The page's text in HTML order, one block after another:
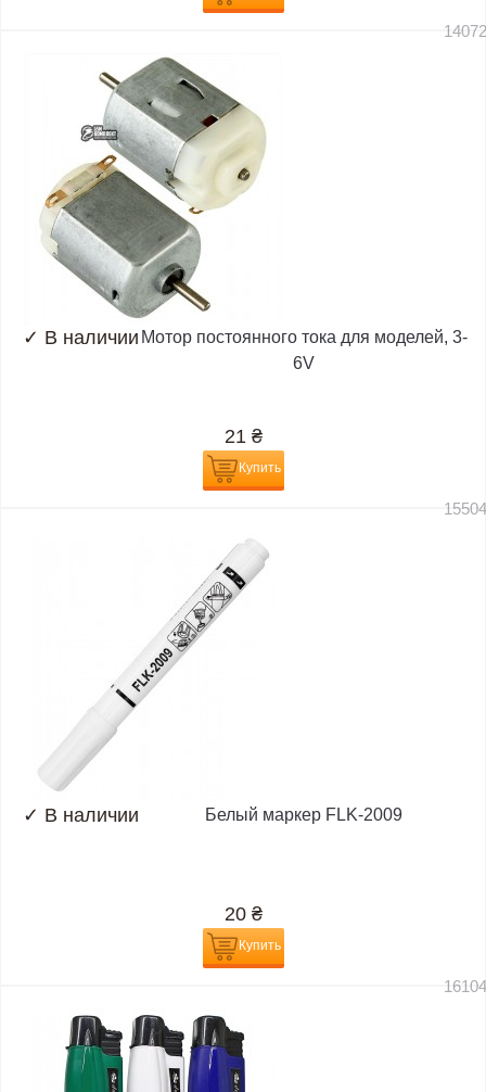
✓ В наличии Мотор постоянного тока для моделей, 3-
6V
21 ₴
Купить
✓ В наличии Белый маркер FLK-2009
20 ₴
Купить